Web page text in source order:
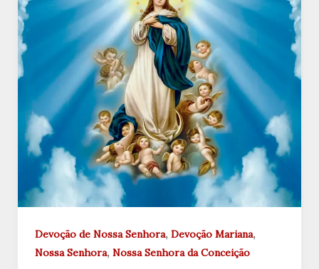
Devoção de Nossa Senhora, Devoção Mariana,
Nossa Senhora, Nossa Senhora da Conceição